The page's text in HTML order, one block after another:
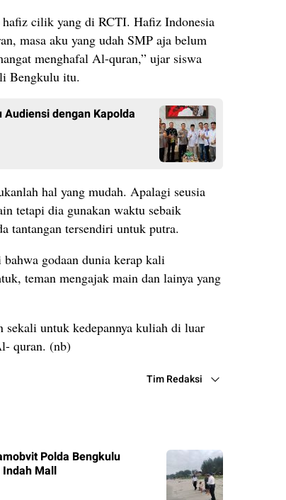
cilik yang di RCTI. Hafiz Indonesia
masa aku yang udah SMP aja belum
menghafal Al-quran,” ujar siswa
Bengkulu itu.
dengan Kapolda
hal yang mudah. Apalagi seusia
tetapi dia gunakan waktu sebaik
tantangan tersendiri untuk putra.
godaan dunia kerap kali
teman mengajak main dan lainya yang
sekali untuk kedepannya kuliah di luar
quran. (nb)
Tim Redaksi
Polda Bengkulu
Mall